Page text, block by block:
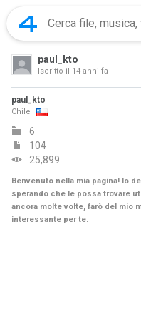
paul_kto
Iscritto il 14 anni fa
paul_kto
Chile
6
104
25,899
Benvenuto nella mia pagina! Io
sperando che le possa trovare
ancora molte volte, farò del mio
interessante per te.